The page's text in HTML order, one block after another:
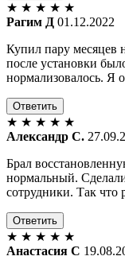
★ ★ ★ ★ ★
Рагим Д 01.12.2022
Купил пару месяцев
после установки
нормализовалось. Я
Ответить
★ ★ ★ ★ ★
Александр С.
Брал
нормальный.
сотрудники. Так
Ответить
★ ★ ★ ★ ★
Анастасия С